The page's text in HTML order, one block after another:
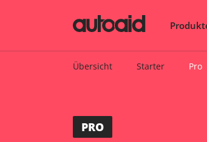
Übersicht Starter Pro
PRO